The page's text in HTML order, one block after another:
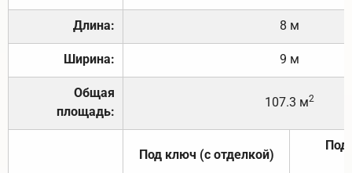
Длина: 8 м
Ширина: 9 м
Общая
площадь:
107.3 м2
Под ключ (с отделкой)
Под